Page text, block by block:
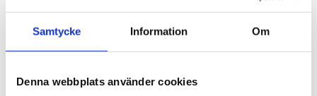
Samtycke Information Om
Denna webbplats använder cookies
med klassiska
fyrkantsprofiler i stål.
Ytskikt av svart polymer.
3 495kr
3 945kr